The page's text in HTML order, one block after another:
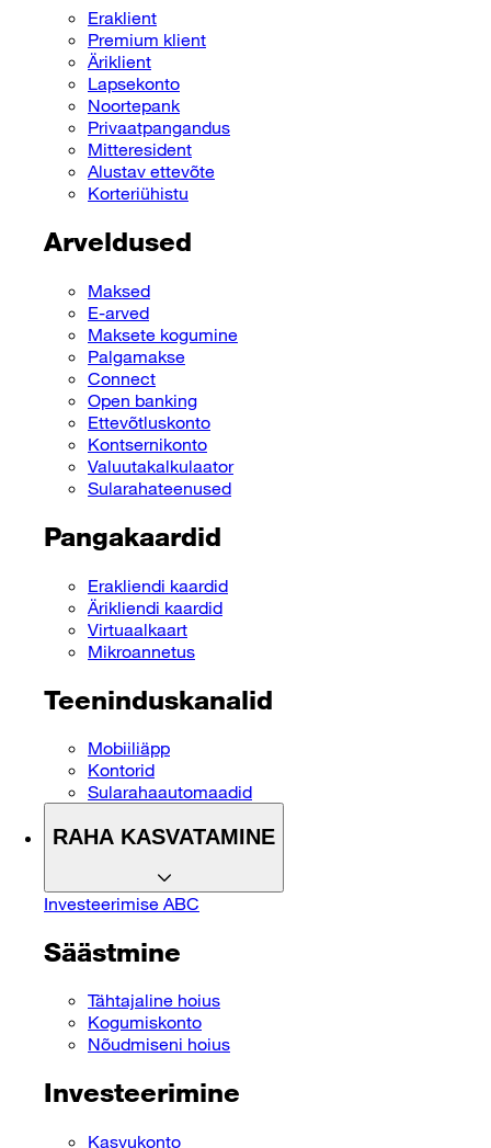
Eraklient
Premium klient
Äriklient
Lapsekonto
Noortepank
Privaatpangandus
Mitteresident
Alustav ettevõte
Korteriühistu
Arveldused
Maksed
E-arved
Maksete kogumine
Palgamakse
Connect
Open banking
Ettevõtluskonto
Kontsernikonto
Valuutakalkulaator
Sularahateenused
Pangakaardid
Erakliendi kaardid
Ärikliendi kaardid
Virtuaalkaart
Mikroannetus
Teeninduskanalid
Mobiiliäpp
Kontorid
Sularahaautomaadid
RAHA KASVATAMINE
Investeerimise ABC
Säästmine
Tähtajaline hoius
Kogumiskonto
Nõudmiseni hoius
Investeerimine
Kasvukonto